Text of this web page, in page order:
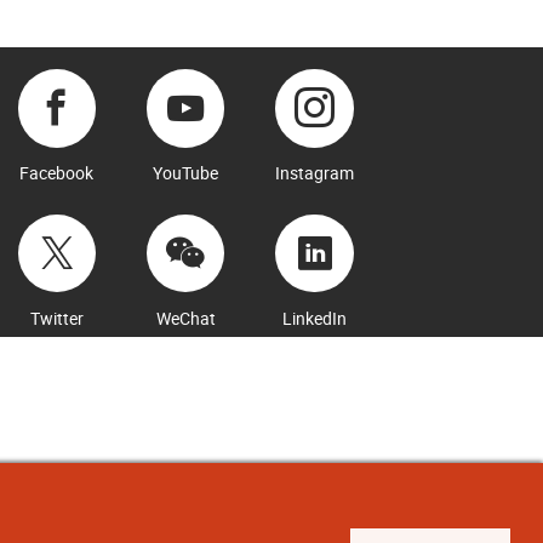
Facebook YouTube Instagram
Twitter WeChat LinkedIn